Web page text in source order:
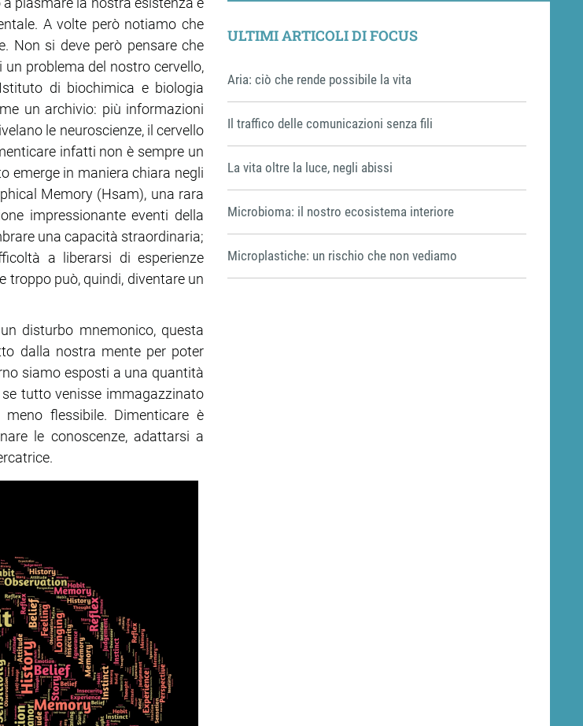
A volte però notiamo che
Non si deve però pensare che
problema del nostro cervello,
di biochimica e biologia
un archivio: più informazioni
le neuroscienze, il cervello
infatti non è sempre un
emerge in maniera chiara negli
Memory (Hsam), una rara
impressionante eventi della
una capacità straordinaria;
a liberarsi di esperienze
troppo può, quindi, diventare un
disturbo mnemonico, questa
dalla nostra mente per poter
siamo esposti a una quantità
tutto venisse immagazzinato
flessibile. Dimenticare è
le conoscenze, adattarsi a
ULTIMI ARTICOLI DI FOCUS
Aria: ciò che rende possibile la vita
Il traffico delle comunicazioni senza fili
La vita oltre la luce, negli abissi
Microbioma: il nostro ecosistema interiore
Microplastiche: un rischio che non vediamo